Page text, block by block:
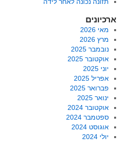
ארכיונים
מאי 2026
מרץ 2026
נובמבר 2025
אוקטובר 2025
יוני 2025
אפריל 2025
פברואר 2025
ינואר 2025
אוקטובר 2024
ספטמבר 2024
אוגוסט 2024
יולי 2024